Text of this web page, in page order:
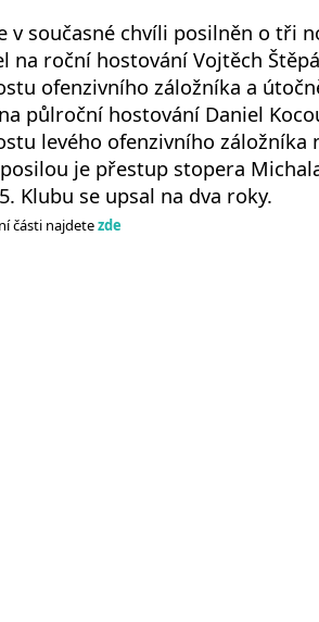
v současné chvíli posilněn o tři
na roční hostování Vojtěch
ofenzivního záložníka a
půlroční hostování Daniel
levého ofenzivního
je přestup stopera
Klubu se upsal na dva roky.
části najdetezde